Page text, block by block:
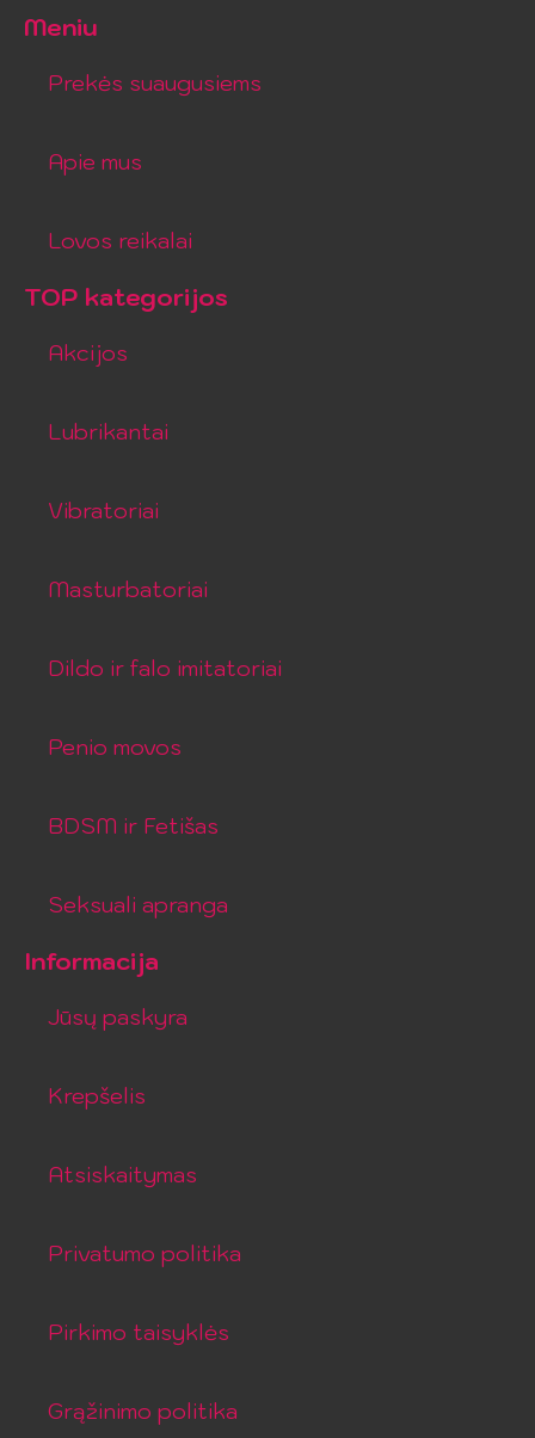
Meniu
Prekės suaugusiems
Apie mus
Lovos reikalai
TOP kategorijos
Akcijos
Lubrikantai
Vibratoriai
Masturbatoriai
Dildo ir falo imitatoriai
Penio movos
BDSM ir Fetišas
Seksuali apranga
Informacija
Jūsų paskyra
Krepšelis
Atsiskaitymas
Privatumo politika
Pirkimo taisyklės
Grąžinimo politika